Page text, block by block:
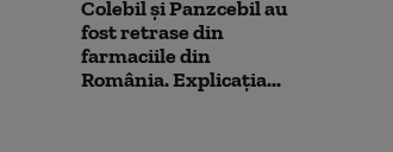
Colebil și Panzcebil au
fost retrase din
farmaciile din
România. Explicația...